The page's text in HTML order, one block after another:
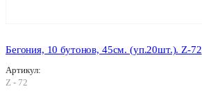
Бегония, 10 бутонов, 45см. (уп.20шт.). Z-72
Артикул:
Z - 72